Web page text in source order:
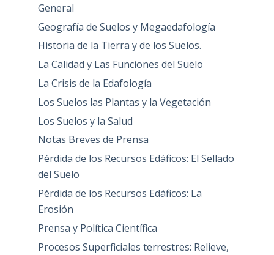
General
Geografía de Suelos y Megaedafología
Historia de la Tierra y de los Suelos.
La Calidad y Las Funciones del Suelo
La Crisis de la Edafología
Los Suelos las Plantas y la Vegetación
Los Suelos y la Salud
Notas Breves de Prensa
Pérdida de los Recursos Edáficos: El Sellado
del Suelo
Pérdida de los Recursos Edáficos: La
Erosión
Prensa y Política Científica
Procesos Superficiales terrestres: Relieve,